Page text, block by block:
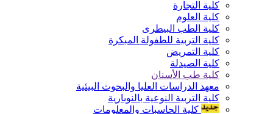
كلية التجارة
كلية العلوم
كلية الطب البيطرى
كلية التربية للطفولة المبكرة
كلية التمريض
كلية الصيدلة
كلية طب الأسنان
معهد الدراسات العليا والبحوث البيئية
كلية التربية النوعية بالنوبارية
كلية الحاسبات والمعلومات